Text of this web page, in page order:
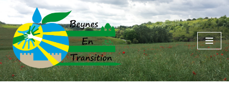
Aller
au
contenu